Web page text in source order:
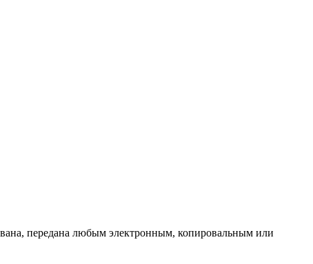
передана любым электронным, копировальным или